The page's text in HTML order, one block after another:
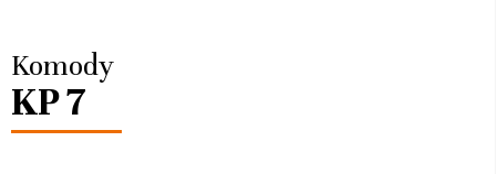
Komody
KP 7